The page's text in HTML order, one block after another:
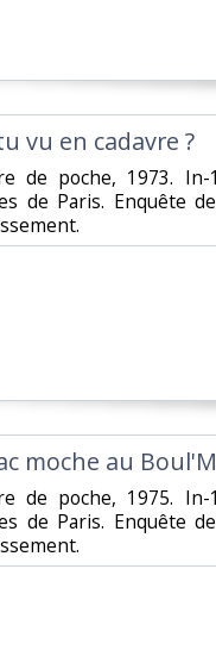
vu en cadavre ?‎
de poche, 1973.
de Paris. Enquête
moche au
de poche, 1975.
de Paris. Enquête